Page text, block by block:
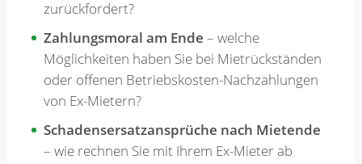
zurückfordert?
Zahlungsmoral am Ende – welche
Möglichkeiten haben Sie bei Mietrückständen
oder offenen Betriebskosten-Nachzahlungen
von Ex-Mietern?
Schadensersatzansprüche nach Mietende
– wie rechnen Sie mit Ihrem Ex-Mieter ab